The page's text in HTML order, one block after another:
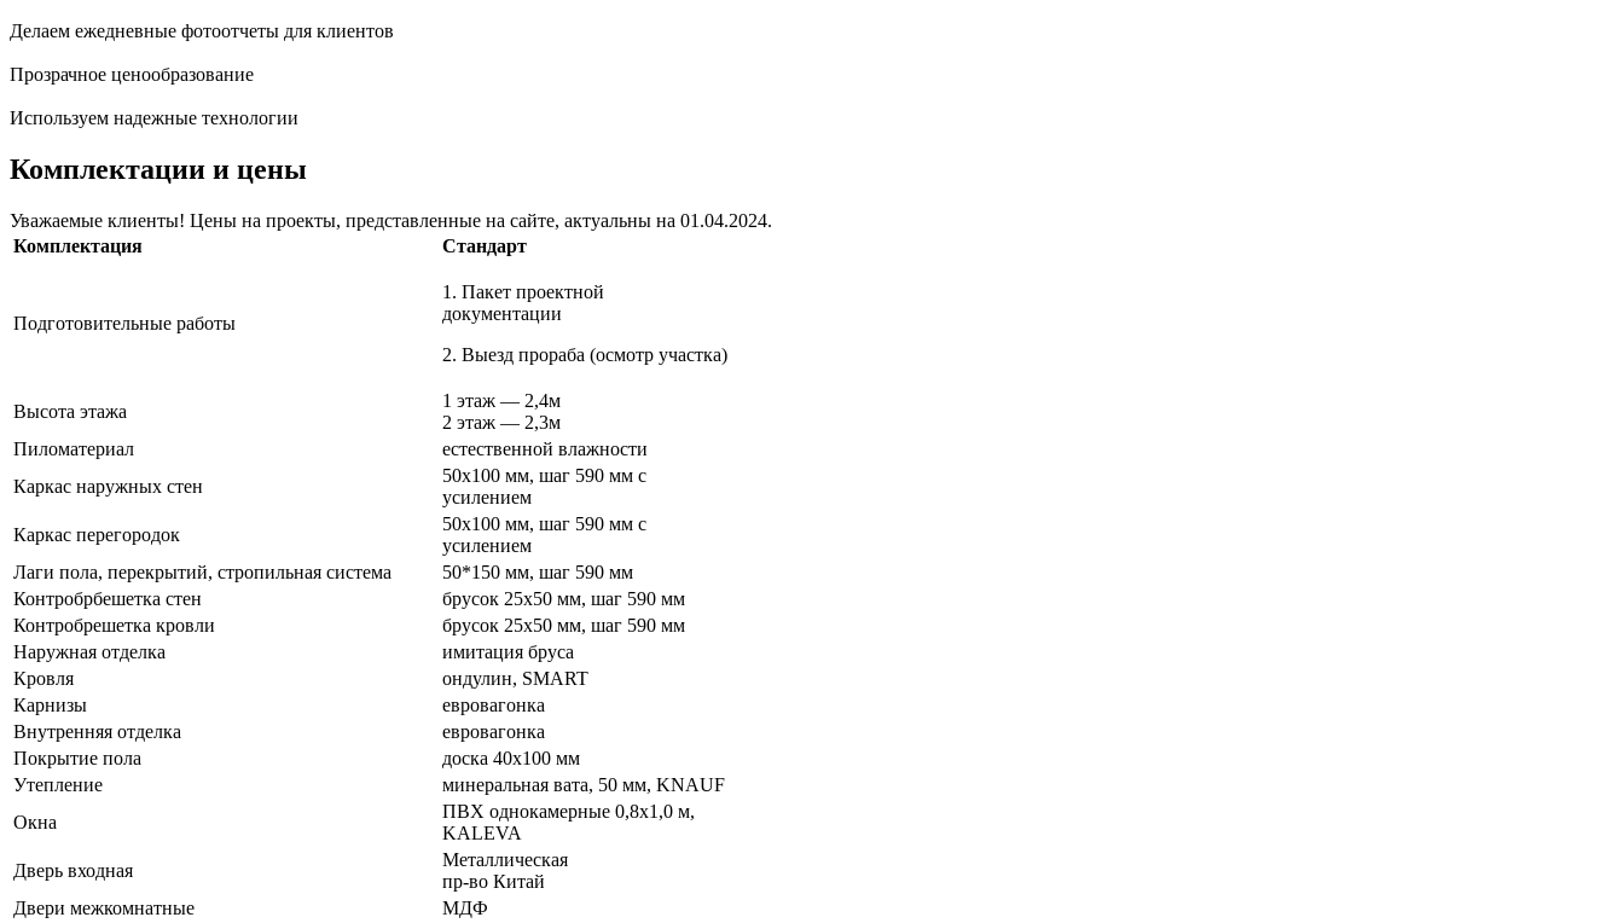
Делаем ежедневные фотоотчеты для клиентов
Прозрачное ценообразование
Используем надежные технологии
Комплектации и цены
Уважаемые клиенты! Цены на проекты, представленные на сайте, актуальны на 01.04.2024.
Комплектация
Стандарт
Подготовительные работы
1. Пакет проектной
документации
2. Выезд прораба (осмотр участка)
Высота этажа
1 этаж — 2,4м
2 этаж — 2,3м
Пиломатериал
естественной влажности
Каркас наружных стен
50х100 мм, шаг 590 мм с
усилением
Каркас перегородок
50х100 мм, шаг 590 мм с
усилением
Лаги пола, перекрытий, стропильная система
50*150 мм, шаг 590 мм
Контробрбешетка стен
брусок 25х50 мм, шаг 590 мм
Контробрешетка кровли
брусок 25х50 мм, шаг 590 мм
Наружная отделка
имитация бруса
Кровля
ондулин, SMART
Карнизы
евровагонка
Внутренняя отделка
евровагонка
Покрытие пола
доска 40х100 мм
Утепление
минеральная вата, 50 мм, KNAUF
Окна
ПВХ однокамерные 0,8х1,0 м,
KALEVA
Дверь входная
Металлическая
пр-во Китай
Двери межкомнатные
МДФ